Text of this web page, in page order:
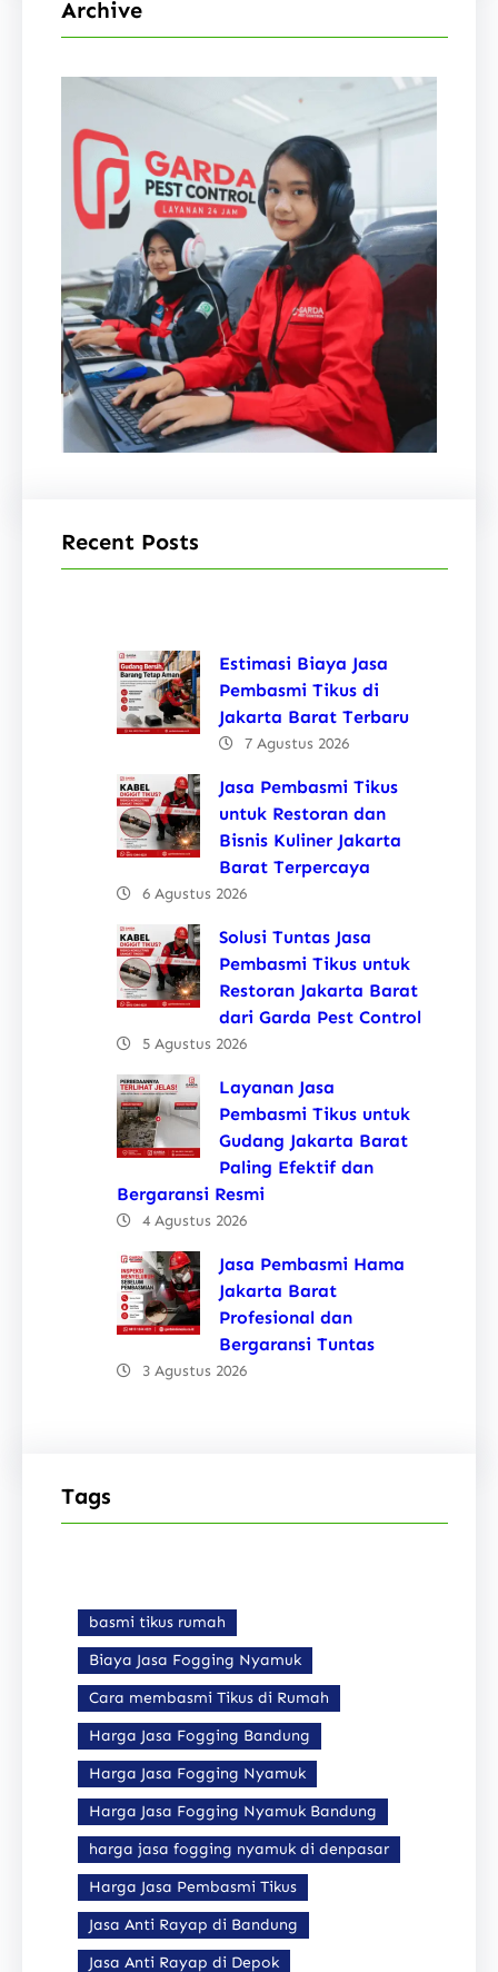
Archive
Recent Posts
Estimasi Biaya Jasa
Pembasmi Tikus di
Jakarta Barat Terbaru
7 Agustus 2026
Jasa Pembasmi Tikus
untuk Restoran dan
Bisnis Kuliner Jakarta
Barat Terpercaya
6 Agustus 2026
Solusi Tuntas Jasa
Pembasmi Tikus untuk
Restoran Jakarta Barat
dari Garda Pest Control
5 Agustus 2026
Layanan Jasa
Pembasmi Tikus untuk
Gudang Jakarta Barat
Paling Efektif dan
Bergaransi Resmi
4 Agustus 2026
Jasa Pembasmi Hama
Jakarta Barat
Profesional dan
Bergaransi Tuntas
3 Agustus 2026
Tags
basmi tikus rumah
Biaya Jasa Fogging Nyamuk
Cara membasmi Tikus di Rumah
Harga Jasa Fogging Bandung
Harga Jasa Fogging Nyamuk
Harga Jasa Fogging Nyamuk Bandung
harga jasa fogging nyamuk di denpasar
Harga Jasa Pembasmi Tikus
Jasa Anti Rayap di Bandung
Jasa Anti Rayap di Depok